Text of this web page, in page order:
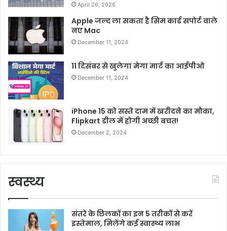
April 26, 2026
Apple जल्द ला सकता है सिम कार्ड सपोर्ट वाले
नए Mac
December 11, 2024
11 दिसंबर से खुलेगा मेगा मार्ट का आईपीओ
December 11, 2024
iPhone 15 को सस्ते दाम में खरीदने का मौका,
Flipkart डील में होगी अच्छी बचत!
December 2, 2024
स्वस्थ्य
संतरे के छिलकों का इन 5 तरीकों से करें
इस्तेमाल, मिलेंगे कई स्वास्थ्य लाभ